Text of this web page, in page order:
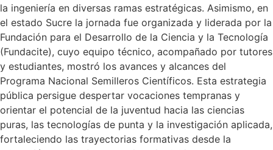
la ingeniería en diversas ramas estratégicas. Asimismo, en
el estado Sucre la jornada fue organizada y liderada por la
Fundación para el Desarrollo de la Ciencia y la Tecnología
(Fundacite), cuyo equipo técnico, acompañado por tutores
y estudiantes, mostró los avances y alcances del
Programa Nacional Semilleros Científicos. Esta estrategia
pública persigue despertar vocaciones tempranas y
orientar el potencial de la juventud hacia las ciencias
puras, las tecnologías de punta y la investigación aplicada,
fortaleciendo las trayectorias formativas desde la